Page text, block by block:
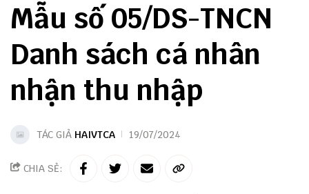
Mẫu số 05/DS-TNCN
Danh sách cá nhân
nhận thu nhập
TÁC GIẢ HAIVTCA 19/07/2024
CHIA SẺ: